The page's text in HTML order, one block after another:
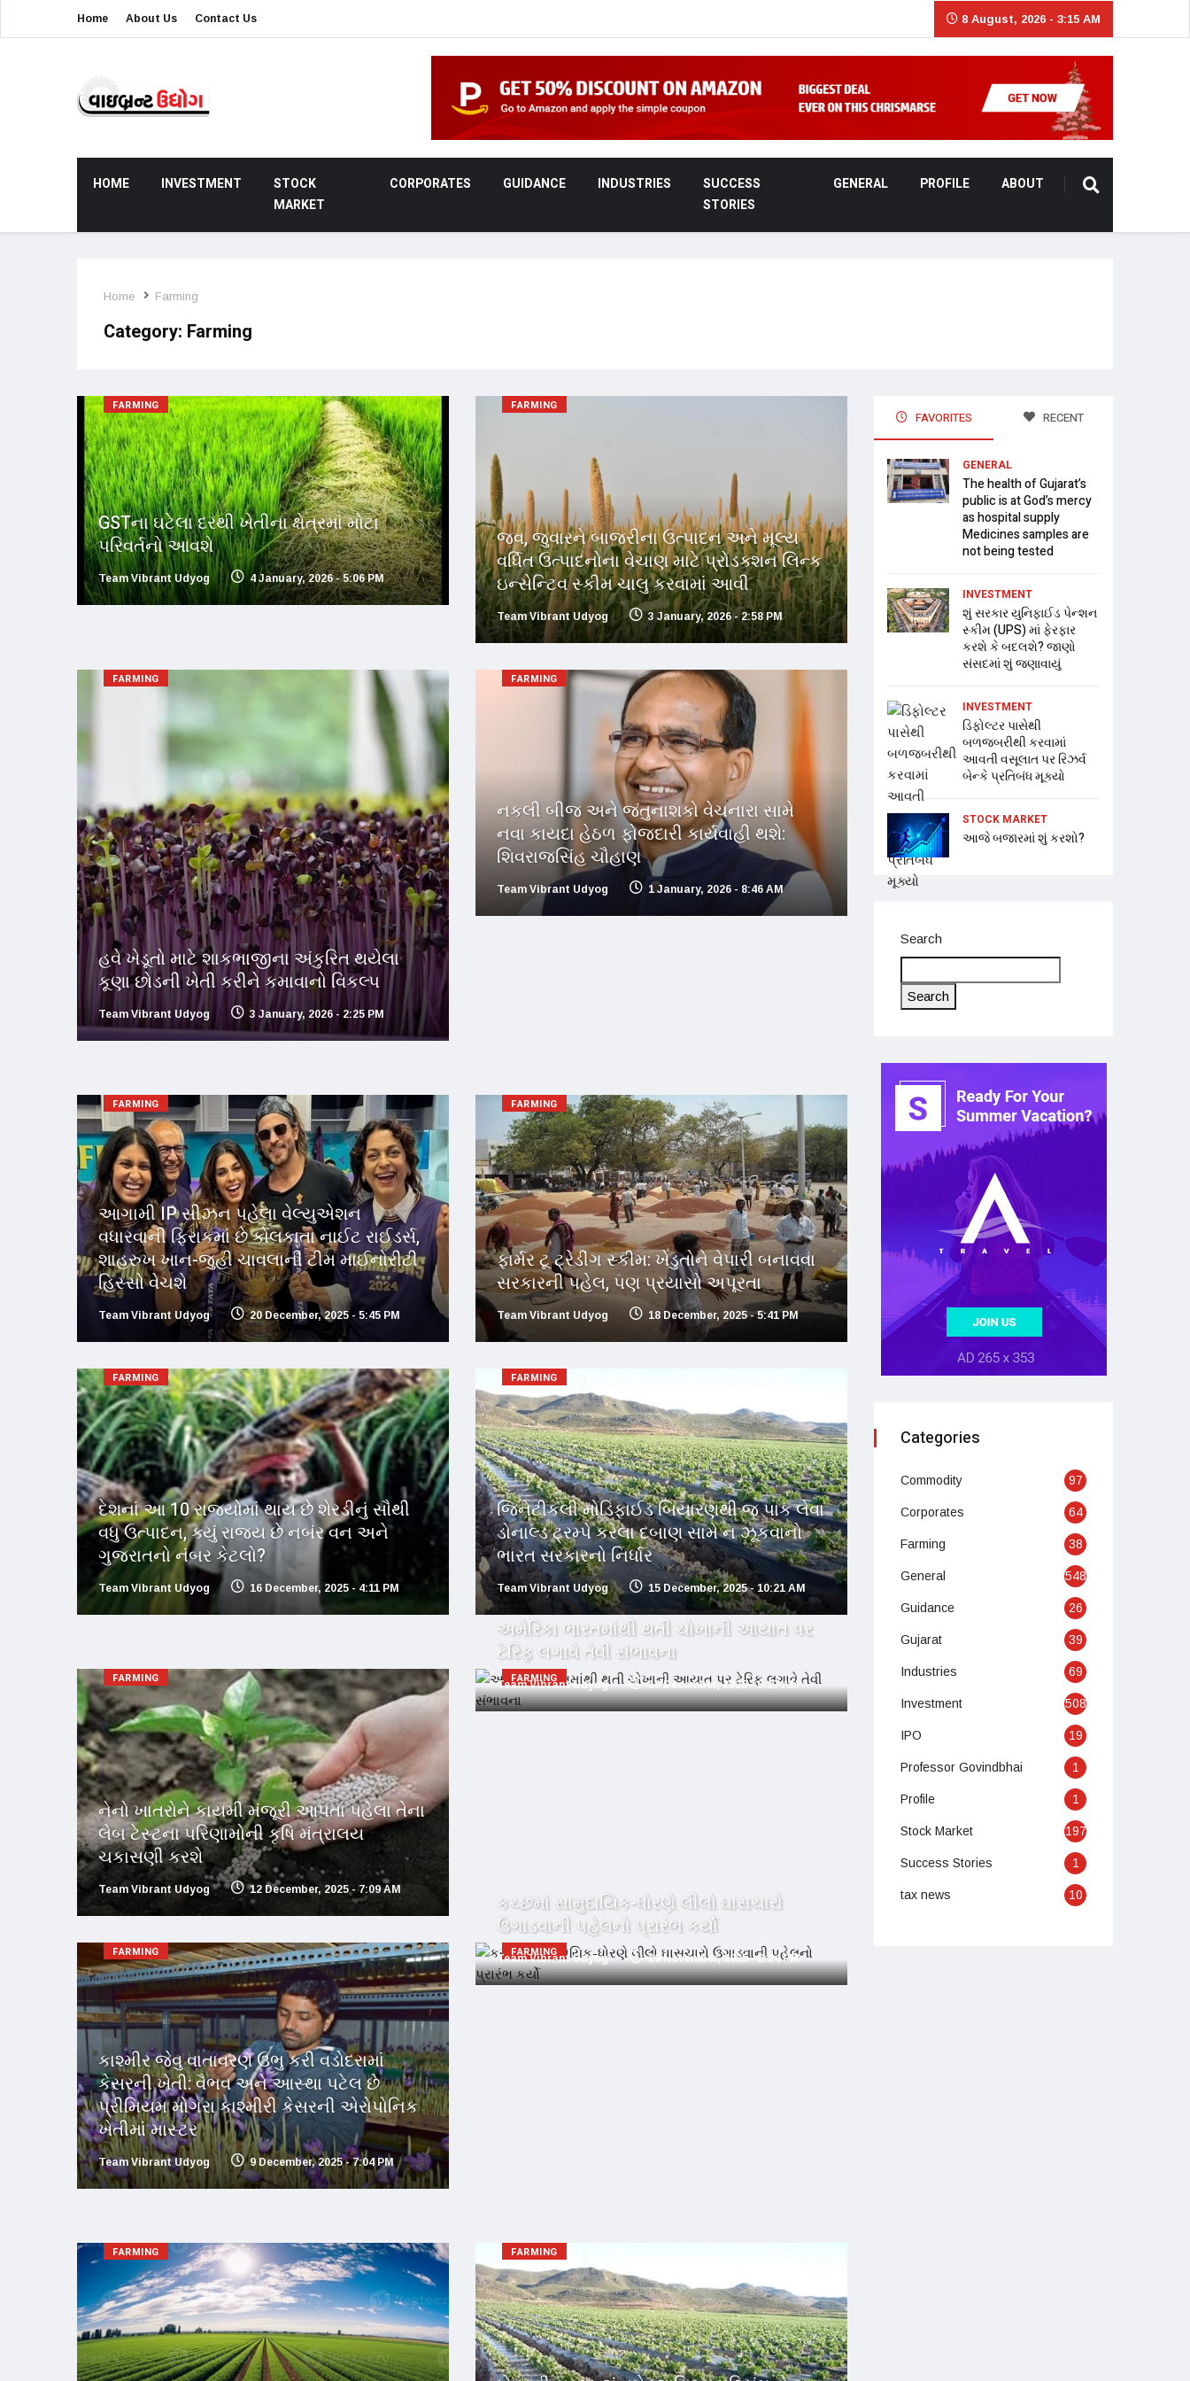
Home About Us Contact Us 8 August, 2026 - 3:15 AM
HOME INVESTMENT
STOCK
MARKET
CORPORATES GUIDANCE INDUSTRIES
SUCCESS
STORIES
GENERAL PROFILE ABOUT
Home Farming
Category: Farming
FARMING
GSTના ઘટેલા દરથી ખેતીના ક્ષેત્રમાં મોટા
પરિવર્તનો આવશે
Team Vibrant Udyog 4 January, 2026 - 5:06 PM
FARMING
જવ, જુવારને બાજરીના ઉત્પાદન અને મૂલ્ય
વર્ધિત ઉત્પાદનોના વેચાણ માટે પ્રોડક્શન લિન્ક
ઇન્સેન્ટિવ સ્કીમ ચાલુ કરવામાં આવી
Team Vibrant Udyog 3 January, 2026 - 2:58 PM
FARMING
હવે ખેડૂતો માટે શાકભાજીના અંકુરિત થયેલા
કૂણા છોડની ખેતી કરીને કમાવાનો વિકલ્પ
Team Vibrant Udyog 3 January, 2026 - 2:25 PM
FARMING
નકલી બીજ અને જંતુનાશકો વેચનારા સામે
નવા કાયદા હેઠળ ફોજદારી કાર્યવાહી થશે:
શિવરાજસિંહ ચૌહાણ
Team Vibrant Udyog 1 January, 2026 - 8:46 AM
FARMING
આગામી IP સીઝન પહેલા વેલ્યુએશન
વધારવાની ફિરાકમાં છે કોલકાતા નાઈટ રાઈડર્સ,
શાહરુખ ખાન-જુહી ચાવલાની ટીમ માઈનોરીટી
હિસ્સો વેચશે
Team Vibrant Udyog 20 December, 2025 - 5:45 PM
FARMING
ફાર્મર ટૂ ટ્રેડીંગ સ્કીમ: ખેડુતોને વેપારી બનાવવા
સરકારની પહેલ, પણ પ્રયાસો અપૂરતા
Team Vibrant Udyog 18 December, 2025 - 5:41 PM
FARMING
દેશનાં આ 10 રાજ્યોમાં થાય છે શેરડીનું સૌથી
વધુ ઉત્પાદન, ક્યું રાજ્ય છે નબંર વન અને
ગુજરાતનો નંબર કેટલો?
Team Vibrant Udyog 16 December, 2025 - 4:11 PM
FARMING
જિનેટીકલી મોડિફાઈડ બિયારણથી જ પાક લેવા
ડોનાલ્ડ ટ્રમ્પે કરેલા દબાણ સામે ન ઝૂકવાનો
ભારત સરકારનો નિર્ધાર
Team Vibrant Udyog 15 December, 2025 - 10:21 AM
FARMING
નેનો ખાતરોને કાયમી મંજૂરી આપતા પહેલા તેના
લેબ ટેસ્ટના પરિણામોની કૃષિ મંત્રાલય
ચકાસણી કરશે
Team Vibrant Udyog 12 December, 2025 - 7:09 AM
FARMING
અમેરિકા ભારતમાંથી થતી ચોખાની આયાત પર
ટેરિફ લગાવે તેવી સંભાવના
Team Vibrant Udyog 10 December, 2025 - 6:17 AM
FARMING
કાશ્મીર જેવુ વાતાવરણ ઉભુ કરી વડોદરામાં
કેસરની ખેતી: વૈભવ અને આસ્થા પટેલ છે
પ્રીમિયમ મોગરા કાશ્મીરી કેસરની એરોપોનિક
ખેતીમાં માસ્ટર
Team Vibrant Udyog 9 December, 2025 - 7:04 PM
FARMING
કચ્છમાં સામુદાયિક-ધોરણે લીલો ઘાસચારો
ઉગાડવાની પહેલનો પ્રારંભ કર્યો
Team Vibrant Udyog 29 November, 2025 - 2:24 PM
FARMING FARMING
FAVORITES RECENT
GENERAL
The health of Gujarat’s
public is at God’s mercy
as hospital supply
Medicines samples are
not being tested
INVESTMENT
શું સરકાર યુનિફાઈડ પેન્શન
સ્કીમ (UPS) માં ફેરફાર
કરશે કે બદલશે? જાણો
સંસદમાં શું જણાવાયું
INVESTMENT
ડિફોલ્ટર પાસેથી
બળજબરીથી કરવામાં
આવતી વસૂલાત પર રિઝર્વ
બેન્કે પ્રતિબંધ મૂક્યો
STOCK MARKET
આજે બજારમાં શું કરશો?
Search
Search
Categories
Commodity 97
Corporates 64
Farming 38
General 548
Guidance 26
Gujarat 39
Industries 69
Investment 508
IPO 19
Professor Govindbhai 1
Profile 1
Stock Market 197
Success Stories 1
tax news 10